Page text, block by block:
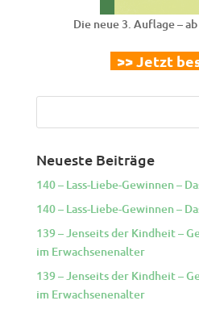
Die neue 3. Auflage –
>> Jetzt
Neueste Beiträge
140 – Lass-Liebe-Gewinnen –
140 – Lass-Liebe-Gewinnen –
139 – Jenseits der Kindheit –
im Erwachsenenalter
139 – Jenseits der Kindheit –
im Erwachsenenalter